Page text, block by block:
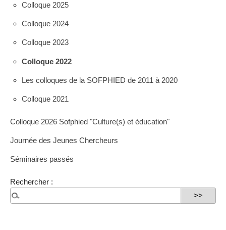
Colloque 2025
Colloque 2024
Colloque 2023
Colloque 2022
Les colloques de la SOFPHIED de 2011 à 2020
Colloque 2021
Colloque 2026 Sofphied "Culture(s) et éducation"
Journée des Jeunes Chercheurs
Séminaires passés
Rechercher :